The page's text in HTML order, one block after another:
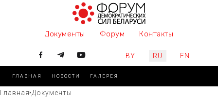
Документы Форум Контакты
Выберите язык
BY RU EN
ГЛАВНАЯ НОВОСТИ ГАЛЕРЕЯ
Главная Документы